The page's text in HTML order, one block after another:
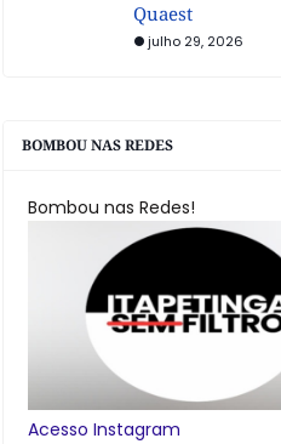
Quaest
julho 29, 2026
BOMBOU NAS REDES
Bombou nas Redes!
Acesso Instagram